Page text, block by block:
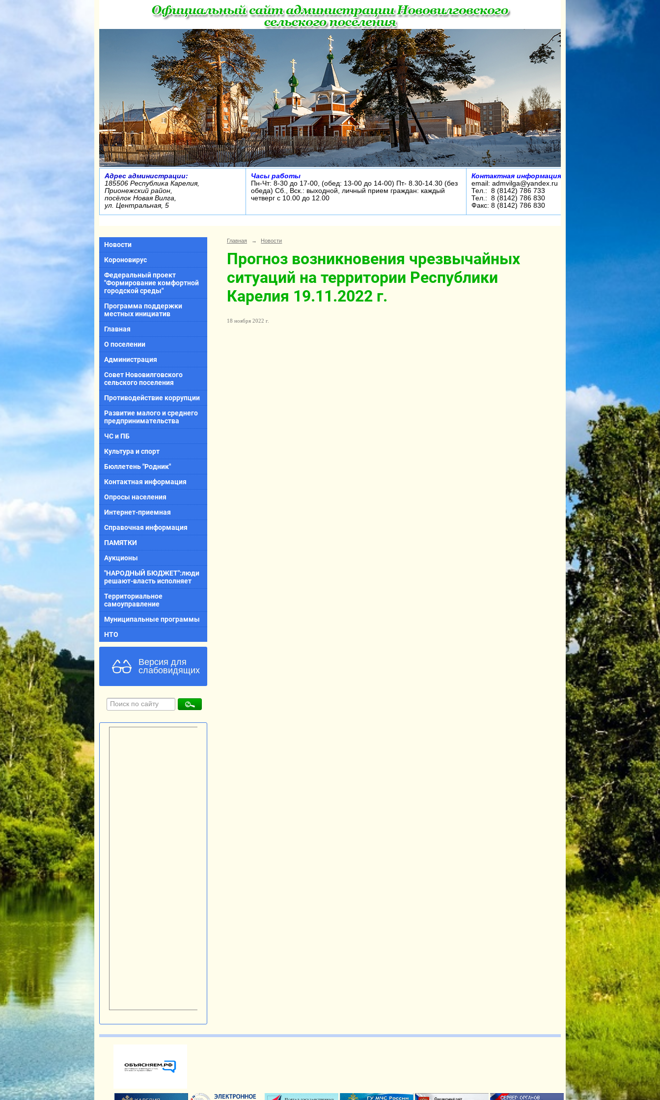
Адрес администрации:
185506 Республика Карелия,
Прионежский район,
посёлок Новая Вилга,
ул. Центральная, 5
Часы работы
Пн-Чт: 8-30 до 17-00, (обед: 13-00 до 14-00) Пт- 8.30-14.30 (без
обеда) Сб., Вск.: выходной, личный прием граждан: каждый
четверг с 10.00 до 12.00
Контактная информация:
email: admvilga@yandex.ru
Тел.: 8 (8142) 786 733
Тел.: 8 (8142) 786 830
Факс: 8 (8142) 786 830
Новости
Короновирус
Федеральный проект
"Формирование комфортной
городской среды"
Программа поддержки
местных инициатив
Главная
О поселении
Администрация
Совет Нововилговского
сельского поселения
Противодействие коррупции
Развитие малого и среднего
предпринимательства
ЧС и ПБ
Культура и спорт
Бюллетень "Родник"
Контактная информация
Опросы населения
Интернет-приемная
Справочная информация
ПАМЯТКИ
Аукционы
"НАРОДНЫЙ БЮДЖЕТ":люди
решают-власть исполняет
Территориальное
самоуправление
Муниципальные программы
НТО
Версия для
слабовидящих
Главная → Новости
Прогноз возникновения чрезвычайных
ситуаций на территории Республики
Карелия 19.11.2022 г.
18 ноября 2022 г.